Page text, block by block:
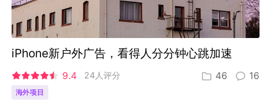
iPhone新户外广告，看得人分分钟心跳加速
9.4 24人评分 46 16
海外项目